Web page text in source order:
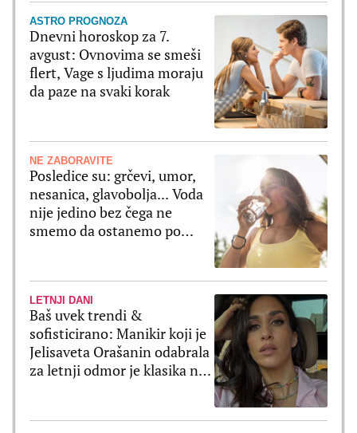
ASTRO PROGNOZA
Dnevni horoskop za 7.
avgust: Ovnovima se smeši
flert, Vage s ljudima moraju
da paze na svaki korak
NE ZABORAVITE
Posledice su: grčevi, umor,
nesanica, glavobolja... Voda
nije jedino bez čega ne
smemo da ostanemo po
LETNJI DANI
Baš uvek trendi &
sofisticirano: Manikir koji je
Jelisaveta Orašanin odabrala
za letnji odmor je klasika na